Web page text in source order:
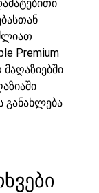
Premium
განახლება